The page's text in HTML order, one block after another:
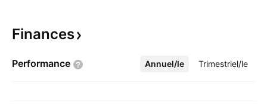
Finances
Performance Annuel/le Trimestriel/le
Plus